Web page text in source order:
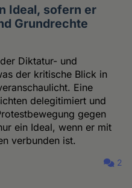
Ideal, sofern er
Grundrechte
Diktatur- und
der kritische Blick in
Eine
delegitimiert und
gegen
ein Ideal, wenn er mit
verbunden ist.
2